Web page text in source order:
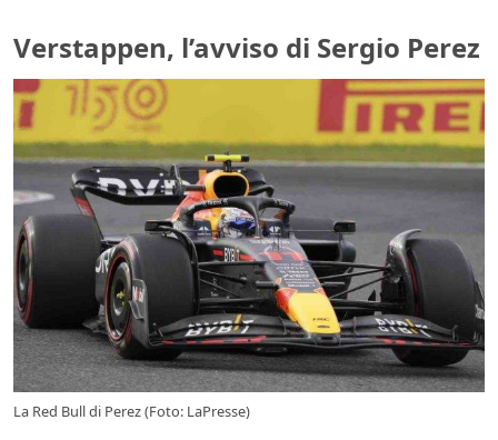
Verstappen, l’avviso di Sergio Perez
La Red Bull di Perez (Foto: LaPresse)